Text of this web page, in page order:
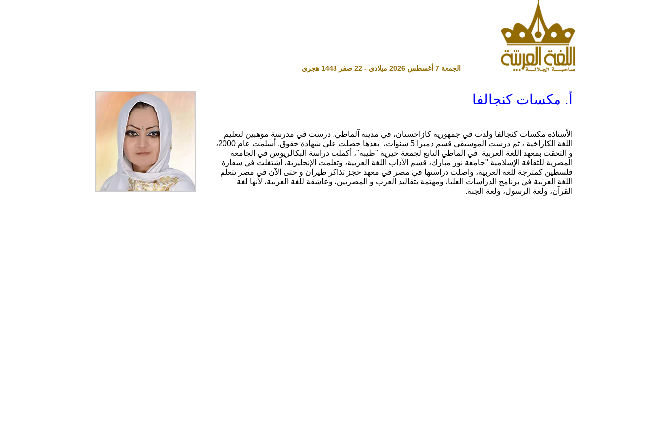
أ. مكسات كنجالفا
الأستاذة مكسات كنجالفا ولدت في جمهورية كازاخستان، في مدينة آلماطي، درست في مدرسة موهبين لتعليم
اللغة الكازاخية ، ثم درست الموسيقى قسم دمبرا 5 سنوات، بعدها حصلت على شهادة حقوق. أسلمت عام 2000،
و التحقت بمعهد اللغة العربية في الماطي التابع لجمعة خيرية "طيبة"، أكملت دراسة البكالريوس في الجامعة
المصرية للثقافة الإسلامية "جامعة نور مبارك، قسم الآداب اللغة العربية، وتعلمت الإنجليزية، اشتغلت في سفارة
فلسطين كمترجة للغة العربية، واصلت دراستها في مصر في معهد حجز تذاكر طيران و حتى الآن في مصر تتعلم
اللغة العربية في برنامج الدراسات العليا، ومهتمة بتقاليد العرب و المصريين، وعاشقة للغة العربية، لأنها لغة
القرآن، ولغة الرسول، ولغة الجنة.